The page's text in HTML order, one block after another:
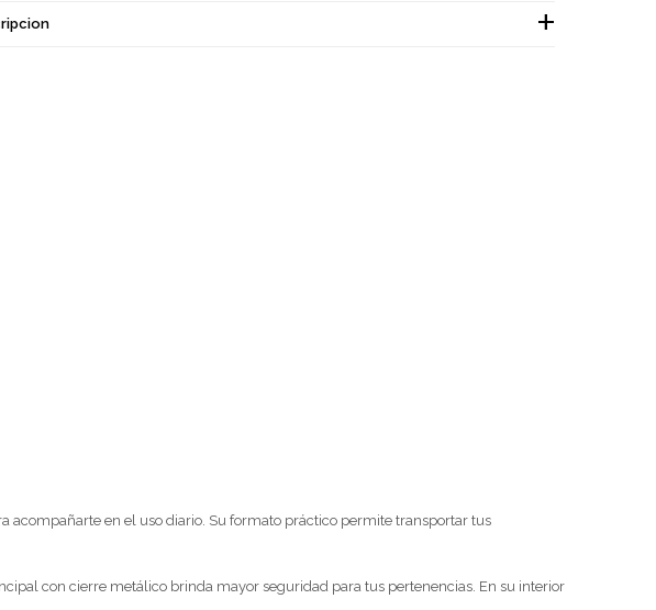
acompañarte en el uso diario. Su formato práctico permite transportar tus
con cierre metálico brinda mayor seguridad para tus pertenencias. En su interior